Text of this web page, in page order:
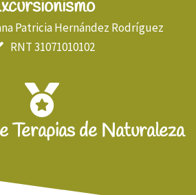
Patricia Hernández Rodríguez
RNT 31071010102
Terapias de Naturaleza